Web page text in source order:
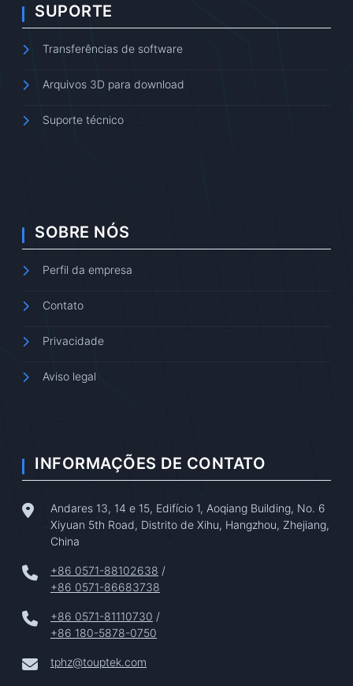
SUPORTE
Transferências de software
Arquivos 3D para download
Suporte técnico
SOBRE NÓS
Perfil da empresa
Contato
Privacidade
Aviso legal
INFORMAÇÕES DE CONTATO
Andares 13, 14 e 15, Edifício 1, Aoqiang Building, No. 6
Xiyuan 5th Road, Distrito de Xihu, Hangzhou, Zhejiang,
China
+86 0571-88102638 /
+86 0571-86683738
+86 0571-81110730 /
+86 180-5878-0750
tphz@touptek.com